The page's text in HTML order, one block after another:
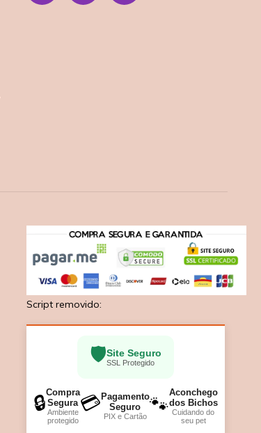
Script removido:
🛡️Site Seguro
SSL Protegido
🔒
Compra
Segura
Ambiente
protegido
💳 Pagamento
Seguro
PIX e Cartão 🐾
Aconchego
dos Bichos
Cuidando do
seu pet